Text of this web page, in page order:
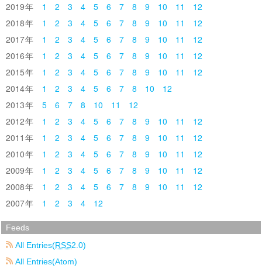
2019
1 2 3 4 5 6 7 8 9 10 11
12
2018
1 2 3 4 5 6 7 8 9 10 11
12
2017
1 2 3 4 5 6 7 8 9 10 11
12
2016
1 2 3 4 5 6 7 8 9 10 11
12
2015
1 2 3 4 5 6 7 8 9 10 11
12
2014
1 2 3 4 5 6 7 8 10
12
2013
5 6 7 8 10 11
12
2012
1 2 3 4 5 6 7 8 9 10 11
12
2011
1 2 3 4 5 6 7 8 9 10 11
12
2010
1 2 3 4 5 6 7 8 9 10 11
12
2009
1 2 3 4 5 6 7 8 9 10 11
12
2008
1 2 3 4 5 6 7 8 9 10 11
12
2007
1 2 3 4 12
Feeds
All Entries(RSS2.0)
All Entries(Atom)